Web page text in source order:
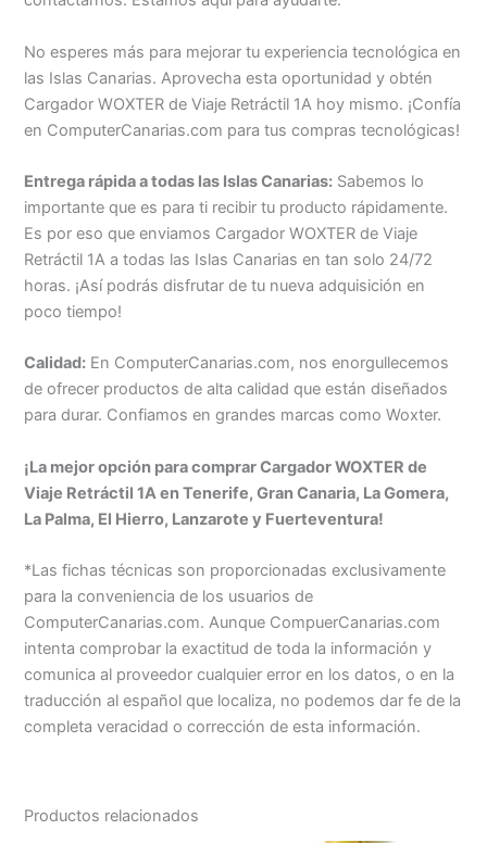
No esperes más para mejorar tu experiencia tecnológica en
las Islas Canarias. Aprovecha esta oportunidad y obtén
Cargador WOXTER de Viaje Retráctil 1A hoy mismo. ¡Confía
en ComputerCanarias.com para tus compras tecnológicas!
Entrega rápida a todas las Islas Canarias: Sabemos lo
importante que es para ti recibir tu producto rápidamente.
Es por eso que enviamos Cargador WOXTER de Viaje
Retráctil 1A a todas las Islas Canarias en tan solo 24/72
horas. ¡Así podrás disfrutar de tu nueva adquisición en
poco tiempo!
Calidad: En ComputerCanarias.com, nos enorgullecemos
de ofrecer productos de alta calidad que están diseñados
para durar. Confiamos en grandes marcas como Woxter.
¡La mejor opción para comprar Cargador WOXTER de
Viaje Retráctil 1A en Tenerife, Gran Canaria, La Gomera,
La Palma, El Hierro, Lanzarote y Fuerteventura!
*Las fichas técnicas son proporcionadas exclusivamente
para la conveniencia de los usuarios de
ComputerCanarias.com. Aunque CompuerCanarias.com
intenta comprobar la exactitud de toda la información y
comunica al proveedor cualquier error en los datos, o en la
traducción al español que localiza, no podemos dar fe de la
completa veracidad o corrección de esta información.
Productos relacionados